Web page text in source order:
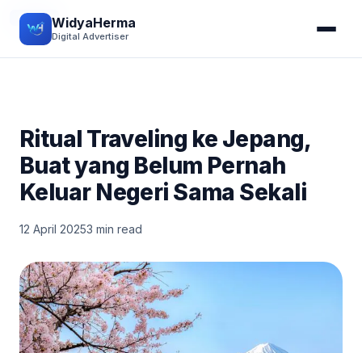
WidyaHerma
Digital Advertiser
STORY
Ritual Traveling ke Jepang,
Buat yang Belum Pernah
Keluar Negeri Sama Sekali
12 April 20253 min read